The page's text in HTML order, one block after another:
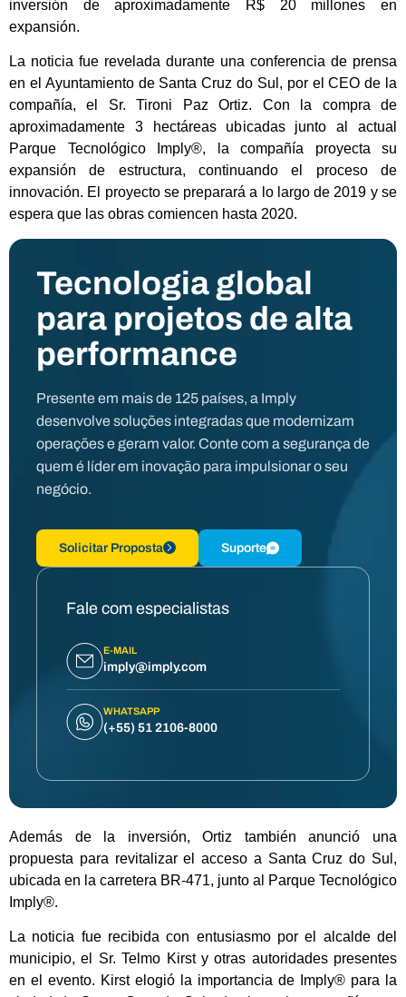
inversión de aproximadamente R$ 20 millones en
expansión.
La noticia fue revelada durante una conferencia de prensa
en el Ayuntamiento de Santa Cruz do Sul, por el CEO de la
compañía, el Sr. Tironi Paz Ortiz. Con la compra de
aproximadamente 3 hectáreas ubicadas junto al actual
Parque Tecnológico Imply®, la compañía proyecta su
expansión de estructura, continuando el proceso de
innovación. El proyecto se preparará a lo largo de 2019 y se
espera que las obras comiencen hasta 2020.
Tecnologia global
para projetos de alta
performance
Presente em mais de 125 países, a Imply
desenvolve soluções integradas que modernizam
operações e geram valor. Conte com a segurança de
quem é líder em inovação para impulsionar o seu
negócio.
Solicitar Proposta Suporte
Fale com especialistas
E-MAIL
imply@imply.com
WHATSAPP
(+55) 51 2106-8000
Además de la inversión, Ortiz también anunció una
propuesta para revitalizar el acceso a Santa Cruz do Sul,
ubicada en la carretera BR-471, junto al Parque Tecnológico
Imply®.
La noticia fue recibida con entusiasmo por el alcalde del
municipio, el Sr. Telmo Kirst y otras autoridades presentes
en el evento. Kirst elogió la importancia de Imply® para la